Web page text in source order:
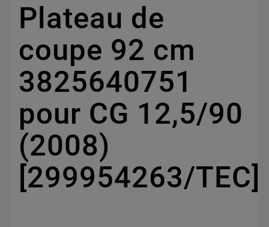
Plateau de
coupe 92 cm
3825640751
pour CG 12,5/90
(2008)
[299954263/TEC]